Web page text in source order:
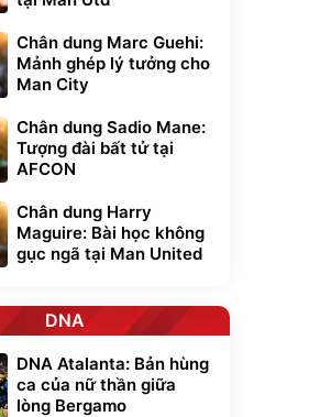
Chân dung Marc Guehi:
Mảnh ghép lý tưởng cho
Man City
Chân dung Sadio Mane:
Tượng đài bất tử tại
AFCON
Chân dung Harry
Maguire: Bài học không
gục ngã tại Man United
DNA
DNA Atalanta: Bản hùng
ca của nữ thần giữa
lòng Bergamo